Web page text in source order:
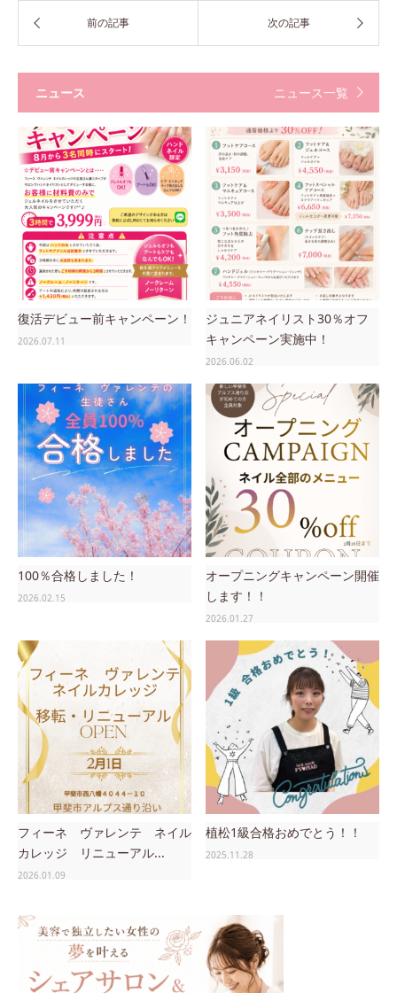
ニュース ニュース一覧
復活デビュー前キャンペーン！
2026.07.11
ジュニアネイリスト30％オフ
キャンペーン実施中！
2026.06.02
100％合格しました！
2026.02.15
オープニングキャンペーン開催
します！！
2026.01.27
フィーネ ヴァレンテ ネイル
カレッジ リニューアル...
2026.01.09
植松1級合格おめでとう！！
2025.11.28